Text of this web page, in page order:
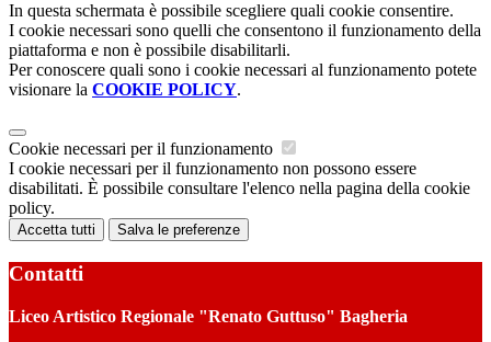
In questa schermata è possibile scegliere quali cookie consentire.
I cookie necessari sono quelli che consentono il funzionamento della
piattaforma e non è possibile disabilitarli.
Per conoscere quali sono i cookie necessari al funzionamento potete
visionare la COOKIE POLICY.
Cookie necessari per il funzionamento
I cookie necessari per il funzionamento non possono essere
disabilitati. È possibile consultare l'elenco nella pagina della cookie
policy.
Accetta tutti Salva le preferenze
Contatti
Liceo Artistico Regionale "Renato Guttuso" Bagheria